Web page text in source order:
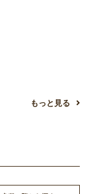
もっと見る